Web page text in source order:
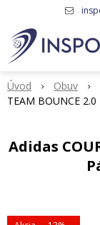
Úvod Obuv
TEAM BOUNCE
Adidas